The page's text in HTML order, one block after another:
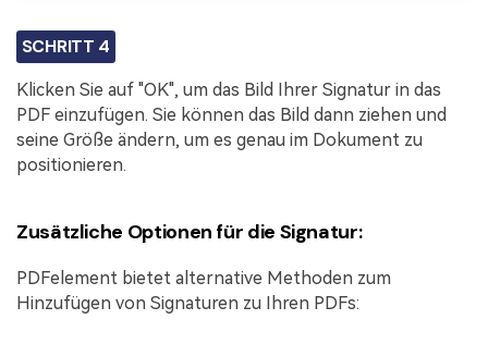
SCHRITT 4
Klicken Sie auf "OK", um das Bild Ihrer Signatur in das
PDF einzufügen. Sie können das Bild dann ziehen und
seine Größe ändern, um es genau im Dokument zu
positionieren.
Zusätzliche Optionen für die Signatur:
PDFelement bietet alternative Methoden zum
Hinzufügen von Signaturen zu Ihren PDFs: